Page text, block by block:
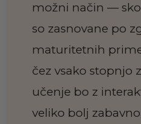
možni način —
so zasnovane po
maturitetnih
čez vsako stopnjo
učenje bo z
veliko bolj